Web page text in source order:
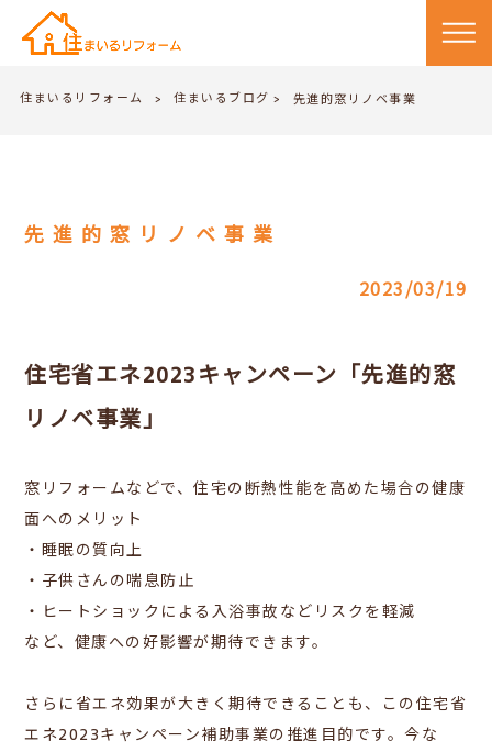
住まいるリフォーム > 住まいるブログ > 先進的窓リノベ事業
先進的窓リノベ事業
2023/03/19
住宅省エネ2023キャンペーン「先進的窓
リノベ事業」
窓リフォームなどで、住宅の断熱性能を高めた場合の健康
面へのメリット
・睡眠の質向上
・子供さんの喘息防止
・ヒートショックによる入浴事故などリスクを軽減
など、健康への好影響が期待できます。
さらに省エネ効果が大きく期待できることも、この住宅省
エネ2023キャンペーン補助事業の推進目的です。今な